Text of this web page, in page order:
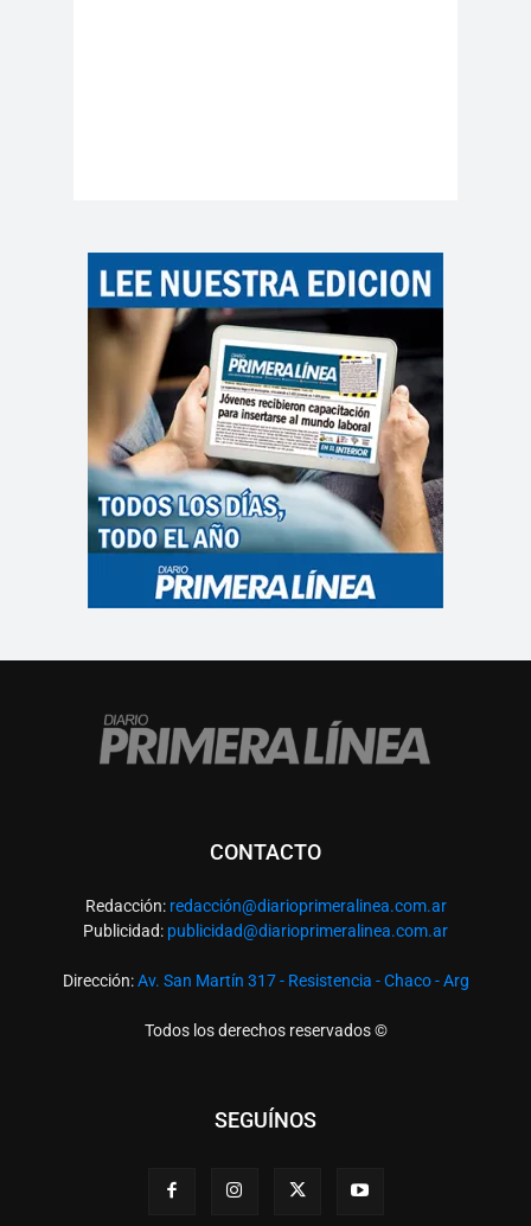
CONTACTO
Redacción: redacción@diarioprimeralinea.com.ar
Publicidad: publicidad@diarioprimeralinea.com.ar
Dirección:Av. San Martín 317 - Resistencia - Chaco - Arg
Todos los derechos reservados ©
SEGUÍNOS